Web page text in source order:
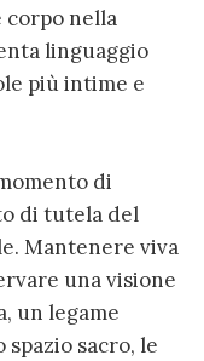
corpo nella
linguaggio
più intime e
di
di tutela del
Mantenere viva
una visione
un legame
sacro, le